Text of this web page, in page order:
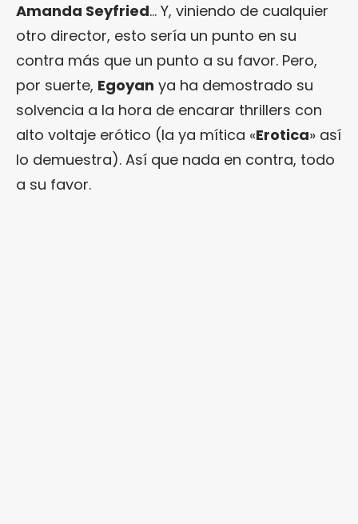
Amanda Seyfried… Y, viniendo de cualquier
otro director, esto sería un punto en su
contra más que un punto a su favor. Pero,
por suerte, Egoyan ya ha demostrado su
solvencia a la hora de encarar thrillers con
alto voltaje erótico (la ya mítica «Erotica» así
lo demuestra). Así que nada en contra, todo
a su favor.